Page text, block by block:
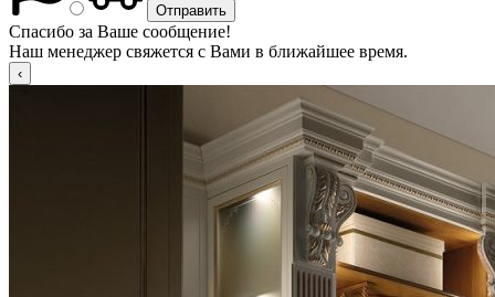
Спасибо за Ваше сообщение!
Наш менеджер свяжется с Вами в ближайшее время.